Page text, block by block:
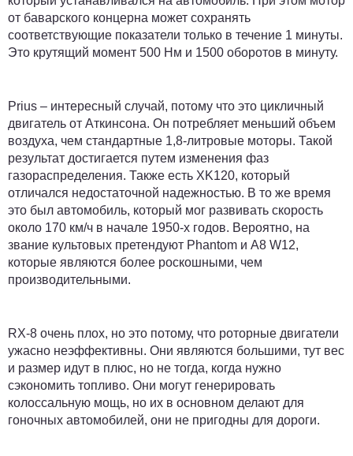
от баварского концерна может сохранять
соответствующие показатели только в течение 1 минуты.
Это крутящий момент 500 Нм и 1500 оборотов в минуту.
Prius – интересный случай, потому что это цикличный
двигатель от Аткинсона. Он потребляет меньший объем
воздуха, чем стандартные 1,8-литровые моторы. Такой
результат достигается путем изменения фаз
газораспределения. Также есть XK120, который
отличался недостаточной надежностью. В то же время
это был автомобиль, который мог развивать скорость
около 170 км/ч в начале 1950-х годов. Вероятно, на
звание культовых претендуют Phantom и A8 W12,
которые являются более роскошными, чем
производительными.
RX-8 очень плох, но это потому, что роторные двигатели
ужасно неэффективны. Они являются большими, тут вес
и размер идут в плюс, но не тогда, когда нужно
сэкономить топливо. Они могут генерировать
колоссальную мощь, но их в основном делают для
гоночных автомобилей, они не пригодны для дороги.